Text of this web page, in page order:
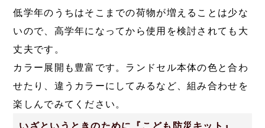
低学年のうちはそこまでの荷物が増えることは少な
いので、高学年になってから使用を検討されても大
丈夫です。
カラー展開も豊富です。ランドセル本体の色と合わ
せたり、違うカラーにしてみるなど、組み合わせを
楽しんでみてください。
いざというときのために『こども防災キット』